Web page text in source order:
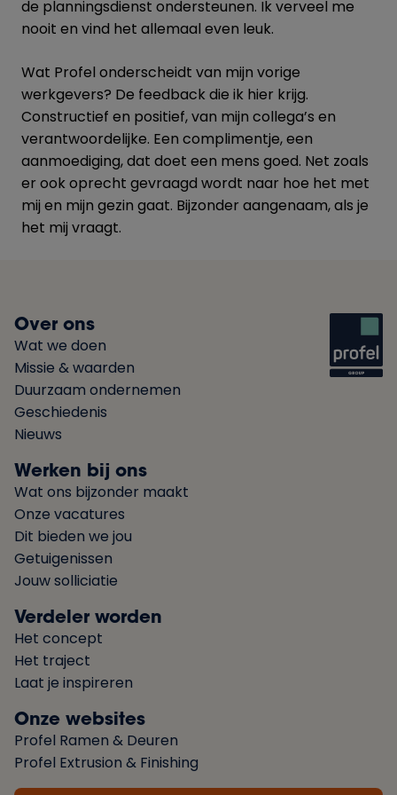
de planningsdienst ondersteunen. Ik verveel me
nooit en vind het allemaal even leuk.
Wat Profel onderscheidt van mijn vorige
werkgevers? De feedback die ik hier krijg.
Constructief en positief, van mijn collega’s en
verantwoordelijke. Een complimentje, een
aanmoediging, dat doet een mens goed. Net zoals
er ook oprecht gevraagd wordt naar hoe het met
mij en mijn gezin gaat. Bijzonder aangenaam, als je
het mij vraagt.
Over ons
Wat we doen
Missie & waarden
Duurzaam ondernemen
Geschiedenis
Nieuws
Werken bij ons
Wat ons bijzonder maakt
Onze vacatures
Dit bieden we jou
Getuigenissen
Jouw solliciatie
Verdeler worden
Het concept
Het traject
Laat je inspireren
Onze websites
Profel Ramen & Deuren
Profel Extrusion & Finishing